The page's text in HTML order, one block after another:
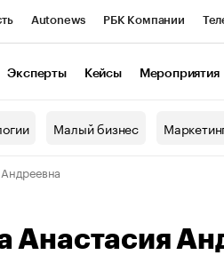
Autonews РБК Компании
Эксперты Кейсы Мероприятия
Малый бизнес
Анастасия